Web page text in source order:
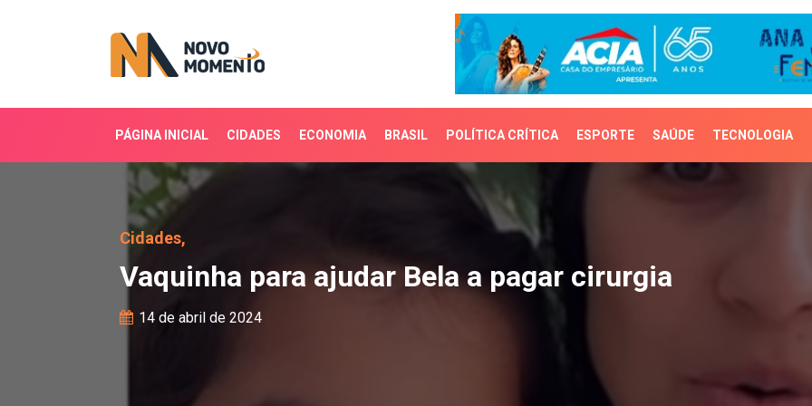
PÁGINA INICIAL CIDADES ECONOMIA BRASIL POLÍTICA CRÍTICA ESPORTE SAÚDE TECNOLOGIA
Vaquinha para ajudar Bela a pagar cirurgia
Cidades,
Vaquinha para ajudar Bela a pagar cirurgia
14 de abril de 2024